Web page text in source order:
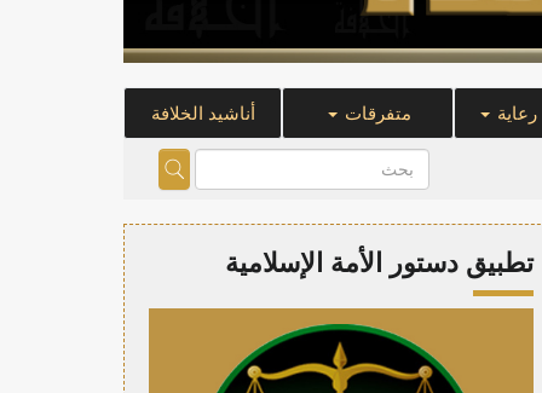
متفرقات أناشيد الخلافة
تطبيق دستور الأمة الإسلامية